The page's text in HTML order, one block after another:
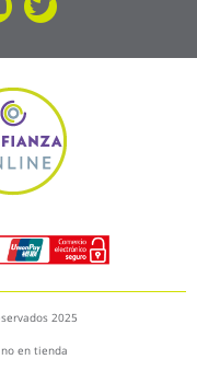
2025
en tienda